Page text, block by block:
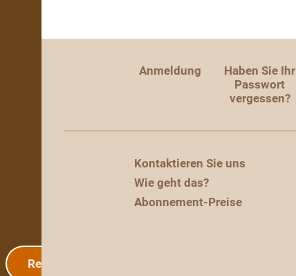
Registrierung
Anmeldung
Haben Sie Ihr
Passwort
vergessen?
Kontaktieren Sie uns
Wie geht das?
Abonnement-Preise